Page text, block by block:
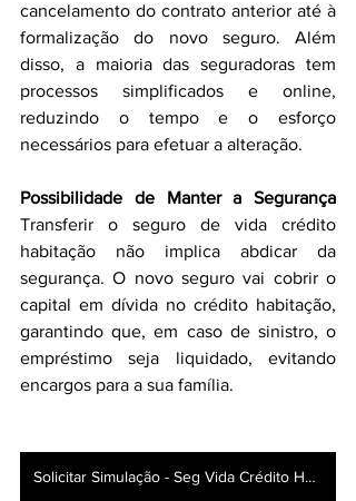
cancelamento do contrato anterior até à
formalização do novo seguro. Além
disso, a maioria das seguradoras tem
processos simplificados e online,
reduzindo o tempo e o esforço
necessários para efetuar a alteração.
Transferir o seguro de vida crédito
habitação não implica abdicar da
segurança. O novo seguro vai cobrir o
capital em dívida no crédito habitação,
garantindo que, em caso de sinistro, o
empréstimo seja liquidado, evitando
encargos para a sua família.
Solicitar Simulação - Seg Vida Crédito Habitação